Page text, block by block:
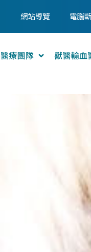
網站導覽 電腦
醫療團隊 獸醫輸血